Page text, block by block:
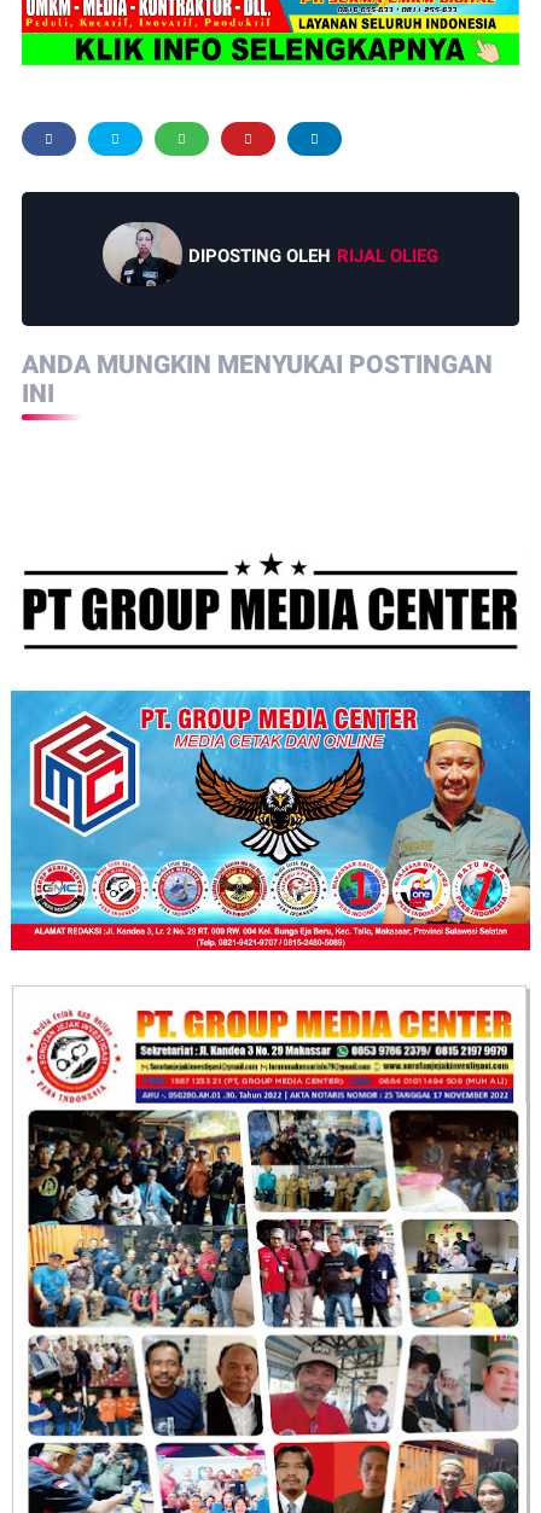
DIPOSTING OLEH RIJAL OLIEG
ANDA MUNGKIN MENYUKAI POSTINGAN
INI